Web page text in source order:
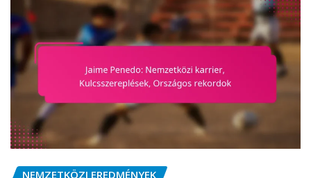
NEMZETKÖZI EREDMÉNYEK